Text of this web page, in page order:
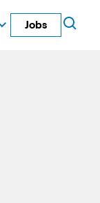
Jobs